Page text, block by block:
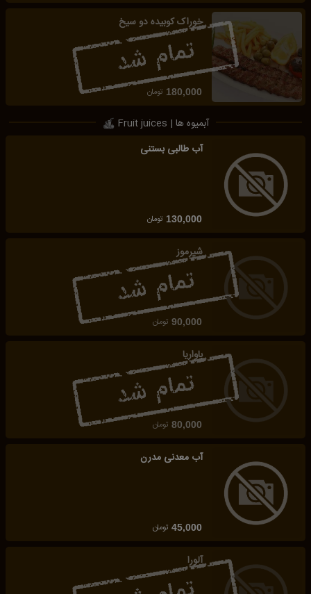
خوراک کوبیده دو سیخ
180,000 تومان
آبمیوه ها | Fruit juices
آب طالبی بستنی
130,000 تومان
شیرموز
90,000 تومان
باواریا
80,000 تومان
آب معدنی مدرن
45,000 تومان
آلورا